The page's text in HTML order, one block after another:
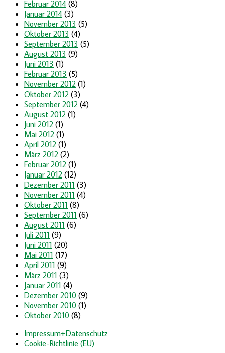
Februar 2014 (8)
Januar 2014 (3)
November 2013 (5)
Oktober 2013 (4)
September 2013 (5)
August 2013 (9)
Juni 2013 (1)
Februar 2013 (5)
November 2012 (1)
Oktober 2012 (3)
September 2012 (4)
August 2012 (1)
Juni 2012 (1)
Mai 2012 (1)
April 2012 (1)
März 2012 (2)
Februar 2012 (1)
Januar 2012 (12)
Dezember 2011 (3)
November 2011 (4)
Oktober 2011 (8)
September 2011 (6)
August 2011 (6)
Juli 2011 (9)
Juni 2011 (20)
Mai 2011 (17)
April 2011 (9)
März 2011 (3)
Januar 2011 (4)
Dezember 2010 (9)
November 2010 (1)
Oktober 2010 (8)
Impressum+Datenschutz
Cookie-Richtlinie (EU)